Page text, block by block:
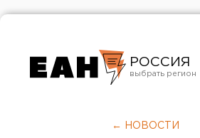
РОССИЯ
Челябинск
← НОВОСТИ